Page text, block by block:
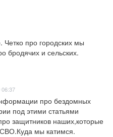
про городских мы
бродячих и сельских.
06:37
про бездомных
под этими статьями
защитников наших,которые
мы катимся.